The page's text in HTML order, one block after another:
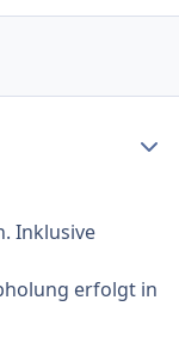
Inklusive
erfolgt in